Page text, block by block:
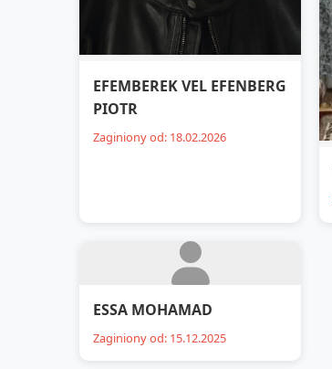
EFEMBEREK VEL EFENBERG
PIOTR
Zaginiony od: 18.02.2026
ESSA MOHAMAD
Zaginiony od: 15.12.2025